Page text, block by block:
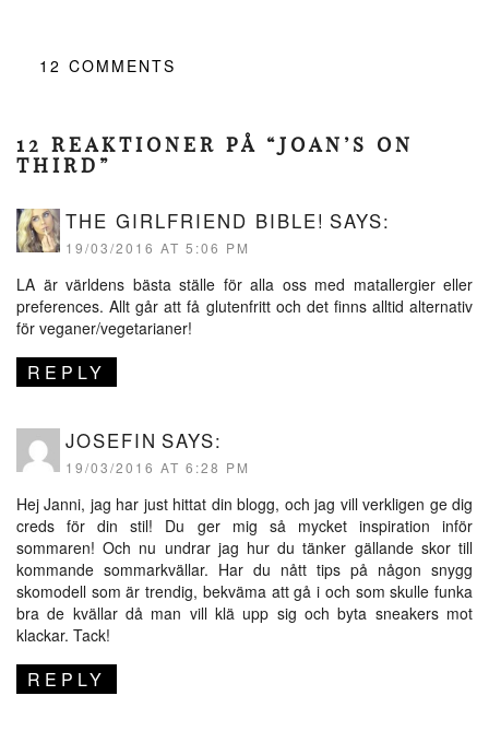
12 COMMENTS
12 REAKTIONER PÅ “JOAN’S ON
THIRD”
THE GIRLFRIEND BIBLE! SAYS:
19/03/2016 AT 5:06 PM
LA är världens bästa ställe för alla oss med matallergier eller
preferences. Allt går att få glutenfritt och det finns alltid alternativ
för veganer/vegetarianer!
REPLY
JOSEFIN SAYS:
19/03/2016 AT 6:28 PM
Hej Janni, jag har just hittat din blogg, och jag vill verkligen ge dig
creds för din stil! Du ger mig så mycket inspiration inför
sommaren! Och nu undrar jag hur du tänker gällande skor till
kommande sommarkvällar. Har du nått tips på någon snygg
skomodell som är trendig, bekväma att gå i och som skulle funka
bra de kvällar då man vill klä upp sig och byta sneakers mot
klackar. Tack!
REPLY